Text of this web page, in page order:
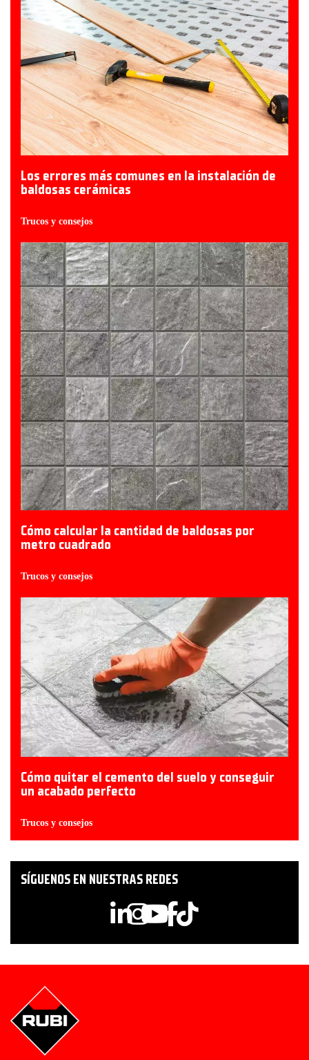
Los errores más comunes en la instalación de
baldosas cerámicas
Trucos y consejos
Cómo calcular la cantidad de baldosas por
metro cuadrado
Trucos y consejos
Cómo quitar el cemento del suelo y conseguir
un acabado perfecto
Trucos y consejos
SÍGUENOS EN NUESTRAS REDES